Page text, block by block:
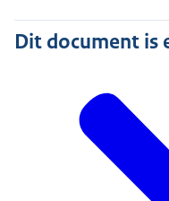
Dit document is